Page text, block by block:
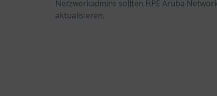
Netzwerkadmins sollten HPE Aruba
aktualisieren.